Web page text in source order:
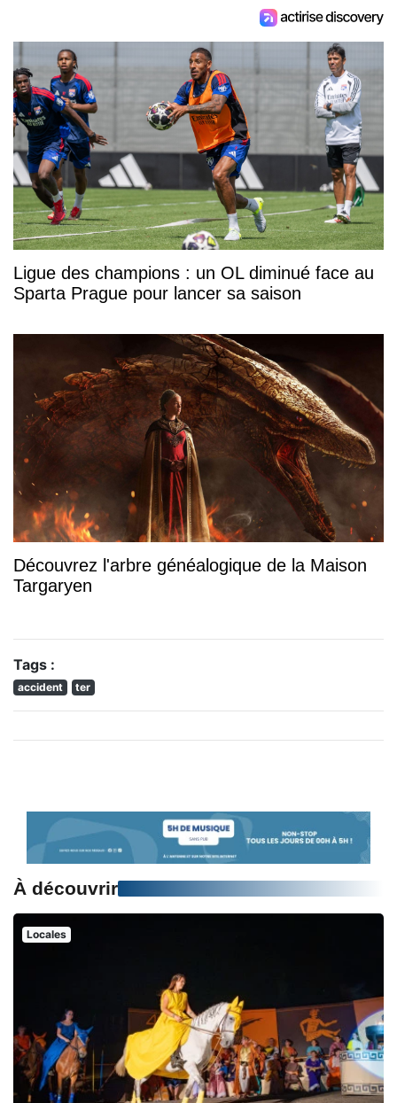
Ligue des champions : un OL diminué face au
Sparta Prague pour lancer sa saison
Découvrez l'arbre généalogique de la Maison
Targaryen
Tags :
accident ter
À découvrir
Locales